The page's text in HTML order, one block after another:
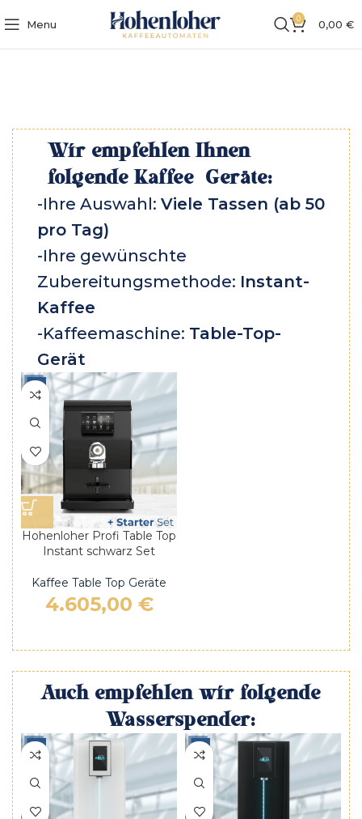
Menu 0 0,00 €
Wir empfehlen Ihnen
folgende Kaffee-Geräte:
-Ihre Auswahl:Viele Tassen (ab 50
pro Tag)
-Ihre gewünschte
Zubereitungsmethode: Instant-
Kaffee
-Kaffeemaschine: Table-Top-
Gerät
Hohenloher Profi Table Top
Instant schwarz Set
Kaffee Table Top Geräte
4.605,00 €
Auch empfehlen wir folgende
Wasserspender: